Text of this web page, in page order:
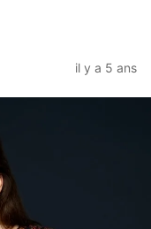
il y a 5 ans